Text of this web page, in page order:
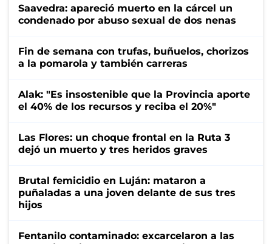
Saavedra: apareció muerto en la cárcel un
condenado por abuso sexual de dos nenas
Fin de semana con trufas, buñuelos, chorizos
a la pomarola y también carreras
Alak: "Es insostenible que la Provincia aporte
el 40% de los recursos y reciba el 20%"
Las Flores: un choque frontal en la Ruta 3
dejó un muerto y tres heridos graves
Brutal femicidio en Luján: mataron a
puñaladas a una joven delante de sus tres
hijos
Fentanilo contaminado: excarcelaron a las